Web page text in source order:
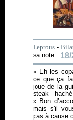
Leprous -
sa note : 18/
« Eh les
ce que ça
joue de la
steak
» Bon
mais s'il
pas à cause